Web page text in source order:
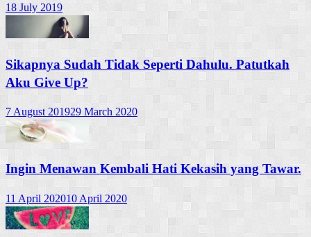
18 July 2019
Sikapnya Sudah Tidak Seperti Dahulu. Patutkah
Aku Give Up?
7 August 201929 March 2020
Ingin Menawan Kembali Hati Kekasih yang Tawar.
11 April 202010 April 2020